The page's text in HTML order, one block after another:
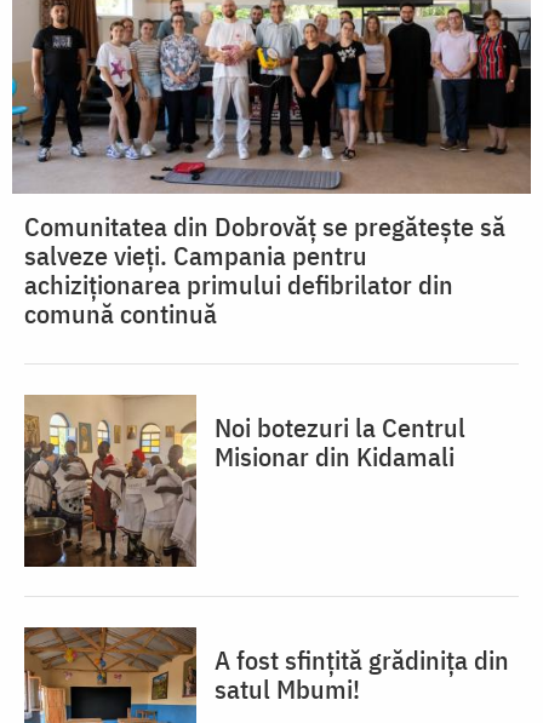
Comunitatea din Dobrovăț se pregătește să
salveze vieți. Campania pentru
achiziționarea primului defibrilator din
comună continuă
Noi botezuri la Centrul
Misionar din Kidamali
A fost sfințită grădinița din
satul Mbumi!